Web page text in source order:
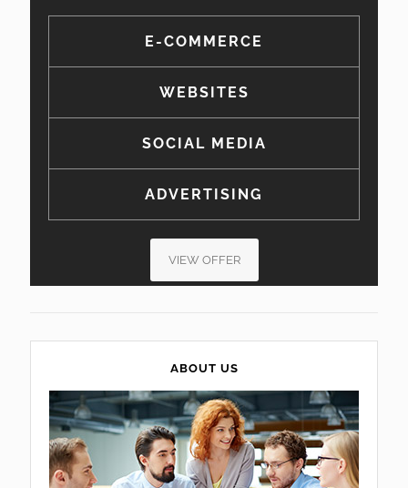
E-COMMERCE
WEBSITES
SOCIAL MEDIA
ADVERTISING
VIEW OFFER
ABOUT US